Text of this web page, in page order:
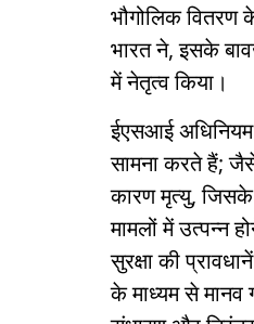
भौगोलिक वितरण
भारत ने, इसके
में नेतृत्व किया।
ईएसआई अधिनियम
सामना करते हैं; जैसे
कारण मृत्यु,
मामलों में उत्पन्न
सुरक्षा की
के माध्यम से